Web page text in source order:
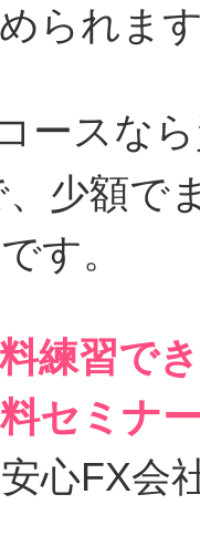
られま
ースな
、少額で
す。
練習で
セミナ
心FX会